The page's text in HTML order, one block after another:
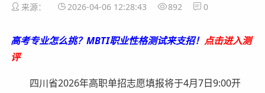
来源： 2026-04-06 12:28:43 892 0
高考专业怎么挑？MBTI职业性格测试来支招！ 点击进入测
评
四川省2026年高职单招志愿填报将于4月7日9:00开